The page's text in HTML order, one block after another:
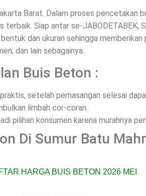
Barat. Dalam proses pencetakan
Siap antar se-JABODETABEK,
dan ukuran sehingga memberikan
dan lain sebagainya.
Buis Beton :
setelah pemasangan selesai
limbah cor-coran.
pilihan konsumen karena murahnya
Di Sumur Batu